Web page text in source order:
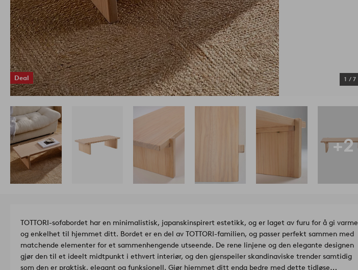
Deal 1 / 7
+2
TOTTORI-sofabordet har en minimalistisk, japanskinspirert estetikk, og er laget av furu for å gi varme
og enkelhet til hjemmet ditt. Bordet er en del av TOTTORI-familien, og passer perfekt sammen med
matchende elementer for et sammenhengende utseende. De rene linjene og den elegante designen
gjør den til et ideelt midtpunkt i ethvert interiør, og den gjenspeiler skandinaviske trender samtidig
som den er praktisk, elegant og funksjonell. Gjør hjemmet ditt enda bedre med dette tidløse